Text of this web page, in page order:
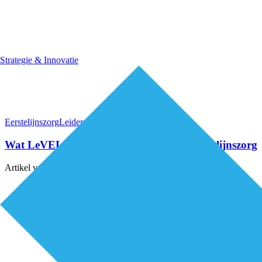
Strategie & Innovatie
EerstelijnszorgLeiderschap & samenwerking
Wat LeVEL concreet betekent voor de eerstelijnszorg
Artikel van